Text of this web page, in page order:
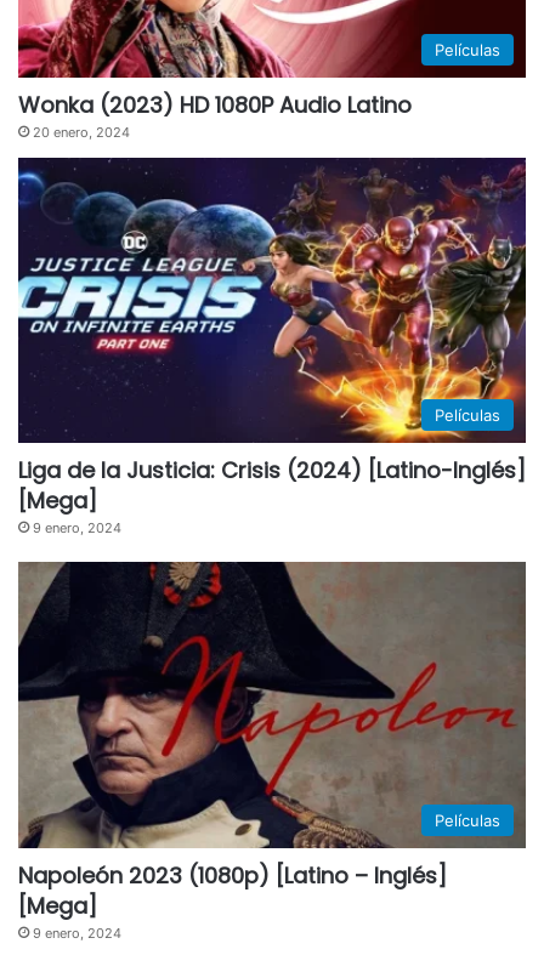
Películas
Wonka (2023) HD 1080P Audio Latino
20 enero, 2024
Películas
Liga de la Justicia: Crisis (2024) [Latino-Inglés]
[Mega]
9 enero, 2024
Películas
Napoleón 2023 (1080p) [Latino – Inglés]
[Mega]
9 enero, 2024